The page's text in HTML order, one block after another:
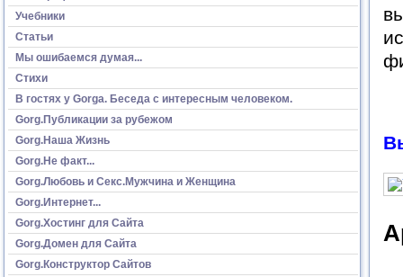
Учебники
Статьи
Мы ошибаемся думая...
Стихи
В гостях у Gorga. Беседа с интересным человеком.
Gorg.Публикации за рубежом
Gorg.Наша Жизнь
Gorg.Не факт...
Gorg.Любовь и Секс.Мужчина и Женщина
Gorg.Интернет...
Gorg.Хостинг для Сайта
Gorg.Домен для Сайта
Gorg.Конструктор Сайтов